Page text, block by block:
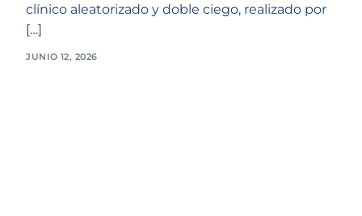
clínico aleatorizado y doble ciego, realizado por
[…]
JUNIO 12, 2026